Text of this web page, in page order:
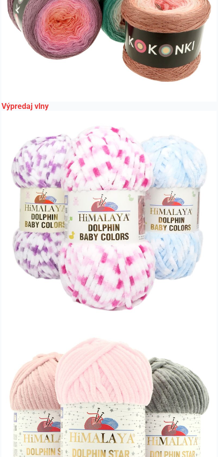
Výpredaj vlny